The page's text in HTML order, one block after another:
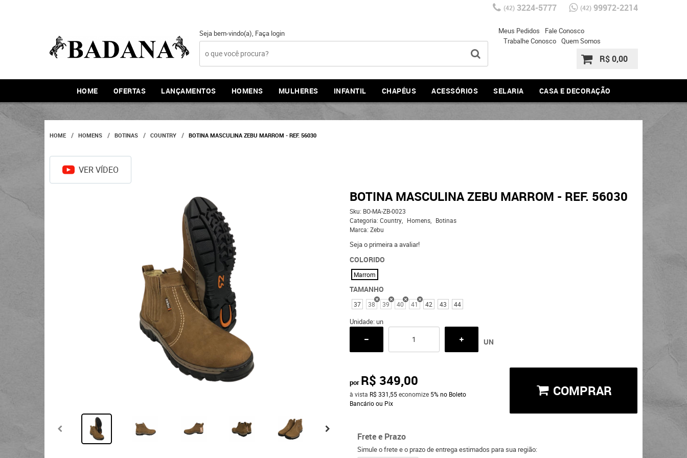
(42)3224-5777 (42)99972-2214
Seja bem-vindo(a), Faça login Meus Pedidos
Fale Conosco
Trabalhe Conosco Quem Somos
R$ 0,00
HOME OFERTAS LANÇAMENTOS HOMENS MULHERES INFANTIL CHAPÉUS ACESSÓRIOS SELARIA CASA E DECORAÇÃO
HOME HOMENS BOTINAS COUNTRY BOTINA MASCULINA ZEBU MARROM - REF. 56030
VER VÍDEO
BOTINA MASCULINA ZEBU MARROM - REF. 56030
Sku: BO-MA-ZB-0023
Categoria: Country Homens
Botinas
Marca: Zebu
Seja o primeira a avaliar!
COLORIDO
Marrom
TAMANHO
37 38 39 40 41 42 43 44
Unidade: un
UN
por R$ 349,00
à vista R$ 331,55economize 5% no Boleto
Bancário ou Pix
COMPRAR
Frete e Prazo
Simule o frete e o prazo de entrega estimados para sua região: